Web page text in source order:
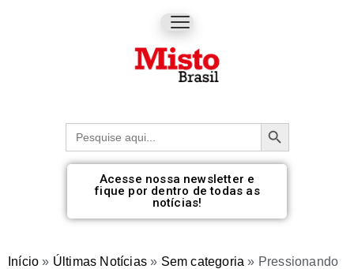
Procurar: Botão de pesquisa
Acesse nossa newsletter e
fique por dentro de todas as
notícias!
Início » Últimas Notícias » Sem categoria » Pressionando